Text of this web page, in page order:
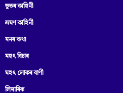
ভূতৰ কাহিনী
ভ্ৰমণ কাহিনী
মনৰ কথা
মহৎ বিচাৰ
মহৎ লোকৰ বাণী
লিমাৰিক